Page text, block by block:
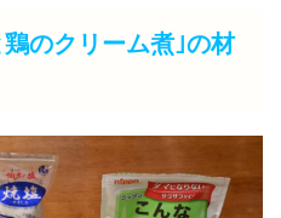
のクリーム煮｣の材